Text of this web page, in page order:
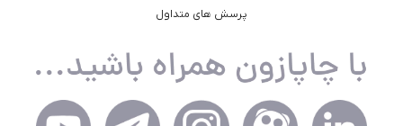
پرسش های متداول